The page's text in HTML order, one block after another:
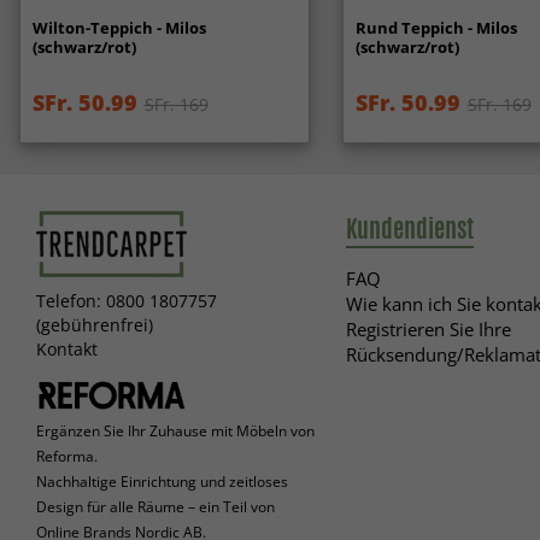
Wilton-Teppich - Milos
(schwarz/rot)
SFr. 50.99 SFr. 169
Rund Teppich - Milos
(schwarz/rot)
SFr. 50.99 SFr. 169
Telefon: 0800 1807757
(gebührenfrei)
Kontakt
Ergänzen Sie Ihr Zuhause mit Möbeln von
Reforma.
Nachhaltige Einrichtung und zeitloses
Design für alle Räume – ein Teil von
Online Brands Nordic AB.
Kundendienst
FAQ
Wie kann ich Sie
Registrieren Sie Ihre
Rücksendung/